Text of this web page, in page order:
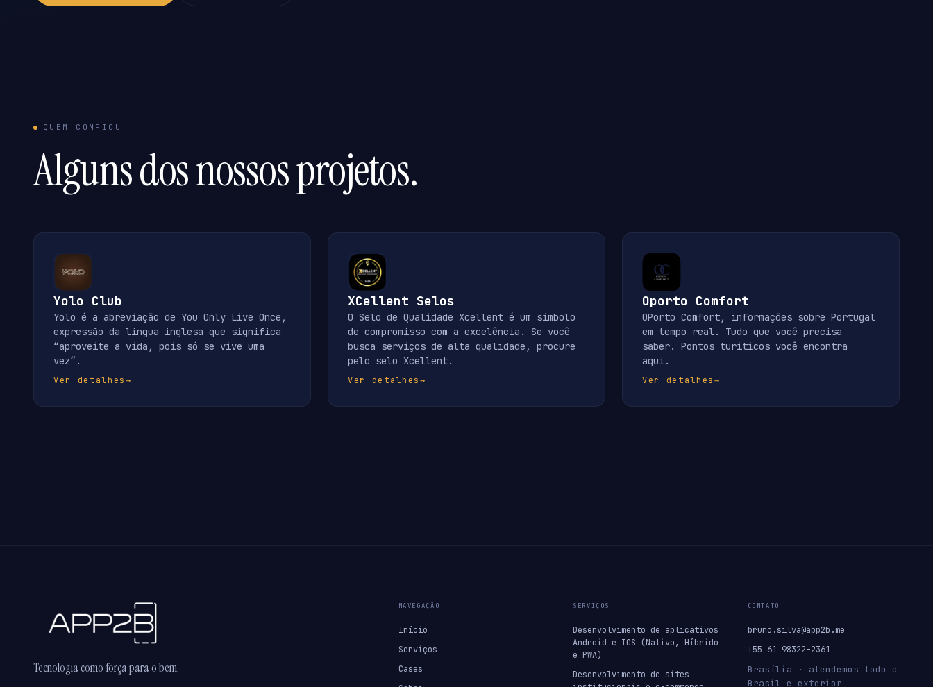
QUEM CONFIOU
Alguns dos nossos projetos.
Yolo Club
Yolo é a abreviação de You Only Live Once,
expressão da língua inglesa que significa
“aproveite a vida, pois só se vive uma
vez”.
Ver detalhes→
XCellent Selos
O Selo de Qualidade Xcellent é um símbolo
de compromisso com a excelência. Se você
busca serviços de alta qualidade, procure
pelo selo Xcellent.
Ver detalhes→
Oporto Comfort
OPorto Comfort, informações sobre Portugal
em tempo real. Tudo que você precisa
saber. Pontos turiticos você encontra
aqui.
Ver detalhes→
Tecnologia como força para o bem.
NAVEGAÇÃO
Início
Serviços
Cases
SERVIÇOS
Desenvolvimento de aplicativos
Android e IOS (Nativo, Híbrido
e PWA)
Desenvolvimento de sites
CONTATO
bruno.silva@app2b.me
+55 61 98322-2361
Brasília · atendemos todo o
Brasil e exterior